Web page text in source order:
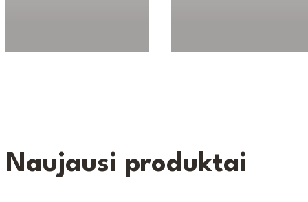
Naujausi produktai